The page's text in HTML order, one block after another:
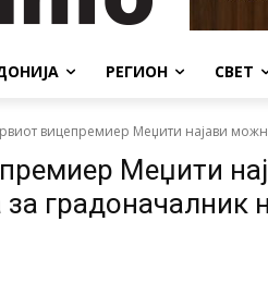
РЕГИОН СВЕТ
вицепремиер Меџити најави
Меџити
за градоначалник